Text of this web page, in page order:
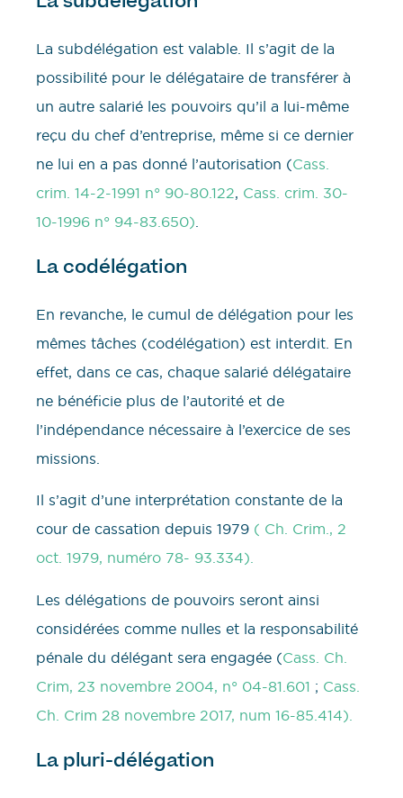
La subdélégation est valable. Il s’agit de la
possibilité pour le délégataire de transférer à
un autre salarié les pouvoirs qu’il a lui-même
reçu du chef d’entreprise, même si ce dernier
ne lui en a pas donné l’autorisation (Cass.
crim. 14-2-1991 n° 90-80.122, Cass. crim. 30-
10-1996 n° 94-83.650)
La codélégation
En revanche, le cumul de délégation pour les
mêmes tâches (codélégation) est interdit. En
effet, dans ce cas, chaque salarié délégataire
ne bénéficie plus de l’autorité et de
l’indépendance nécessaire à l’exercice de ses
missions.
Il s’agit d’une interprétation constante de la
cour de cassation depuis 1979 ( Ch. Crim., 2
oct. 1979, numéro 78- 93.334).
Les délégations de pouvoirs seront ainsi
considérées comme nulles et la responsabilité
pénale du délégant sera engagée (Cass. Ch.
Crim, 23 novembre 2004, n° 04-81.601 ; Cass.
Ch. Crim 28 novembre 2017, num 16-85.414).
La pluri-délégation